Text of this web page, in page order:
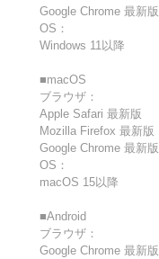
Google Chrome 最新版
OS：
Windows 11以降
■macOS
ブラウザ：
Apple Safari 最新版
Mozilla Firefox 最新版
Google Chrome 最新版
OS：
macOS 15以降
■Android
ブラウザ：
Google Chrome 最新版